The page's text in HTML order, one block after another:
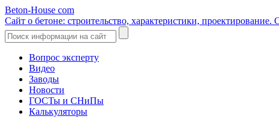
Beton-House com
Сайт о бетоне: строительство, характеристики,
Вопрос эксперту
Видео
Заводы
Новости
ГОСТы и СНиПы
Калькуляторы